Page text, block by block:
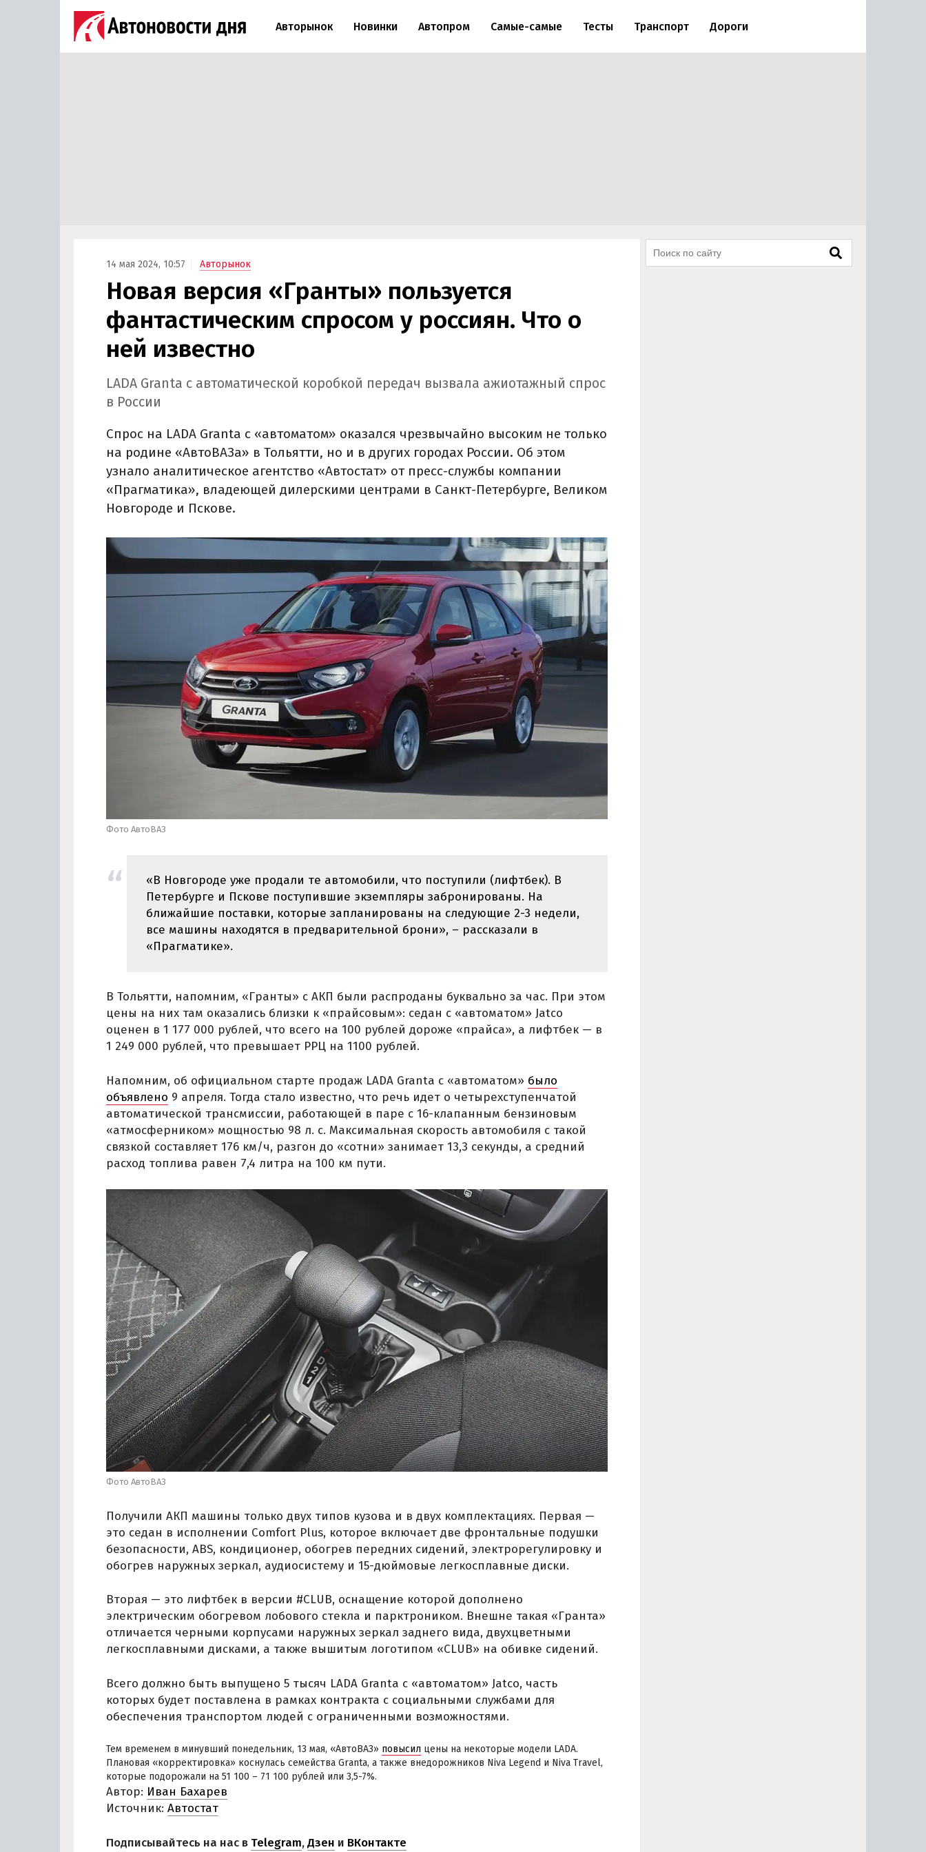
Авторынок Новинки Автопром Самые-самые Тесты Транспорт Дороги
14 мая 2024, 10:57 Авторынок
Новая версия «Гранты» пользуется
фантастическим спросом у россиян. Что о
ней известно
LADA Granta с автоматической коробкой передач вызвала ажиотажный спрос
в России
Спрос на LADA Granta c «автоматом» оказался чрезвычайно высоким не только
на родине «АвтоВАЗа» в Тольятти, но и в других городах России. Об этом
узнало аналитическое агентство «Автостат» от пресс-службы компании
«Прагматика», владеющей дилерскими центрами в Санкт-Петербурге, Великом
Новгороде и Пскове.
Фото АвтоВАЗ
«В Новгороде уже продали те автомобили, что поступили (лифтбек). В
Петербурге и Пскове поступившие экземпляры забронированы. На
ближайшие поставки, которые запланированы на следующие 2-3 недели,
все машины находятся в предварительной брони», – рассказали в
«Прагматике».
В Тольятти, напомним, «Гранты» с АКП были распроданы буквально за час. При этом
цены на них там оказались близки к «прайсовым»: седан с «автоматом» Jatco
оценен в 1 177 000 рублей, что всего на 100 рублей дороже «прайса», а лифтбек — в
1 249 000 рублей, что превышает РРЦ на 1100 рублей.
Напомним, об официальном старте продаж LADA Granta с «автоматом» было
объявлено 9 апреля. Тогда стало известно, что речь идет о четырехступенчатой
автоматической трансмиссии, работающей в паре с 16-клапанным бензиновым
«атмосферником» мощностью 98 л. с. Максимальная скорость автомобиля с такой
связкой составляет 176 км/ч, разгон до «сотни» занимает 13,3 секунды, а средний
расход топлива равен 7,4 литра на 100 км пути.
Фото АвтоВАЗ
Получили АКП машины только двух типов кузова и в двух комплектациях. Первая —
это седан в исполнении Comfort Plus, которое включает две фронтальные подушки
безопасности, ABS, кондиционер, обогрев передних сидений, электрорегулировку и
обогрев наружных зеркал, аудиосистему и 15-дюймовые легкосплавные диски.
Вторая — это лифтбек в версии #CLUB, оснащение которой дополнено
электрическим обогревом лобового стекла и парктроником. Внешне такая «Гранта»
отличается черными корпусами наружных зеркал заднего вида, двухцветными
легкосплавными дисками, а также вышитым логотипом «CLUB» на обивке сидений.
Всего должно быть выпущено 5 тысяч LADA Granta с «автоматом» Jatco, часть
которых будет поставлена в рамках контракта с социальными службами для
обеспечения транспортом людей с ограниченными возможностями.
Тем временем в минувший понедельник, 13 мая, «АвтоВАЗ» повысил цены на некоторые модели LADA.
Плановая «корректировка» коснулась семейства Granta, а также внедорожников Niva Legend и Niva Travel,
которые подорожали на 51 100 – 71 100 рублей или 3,5-7%.
Автор: Иван Бахарев
Источник: Автостат
Подписывайтесь на нас в Telegram,Дзен и ВКонтакте